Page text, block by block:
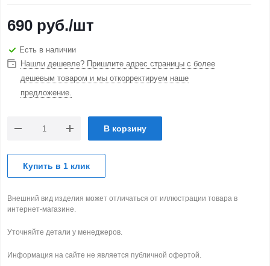
690 руб./шт
Есть в наличии
Нашли дешевле? Пришлите адрес страницы с более
дешевым товаром и мы откорректируем наше
предложение.
В корзину
Купить в 1 клик
Внешний вид изделия может отличаться от иллюстрации товара в
интернет-магазине.
Уточняйте детали у менеджеров.
Информация на сайте не является публичной офертой.